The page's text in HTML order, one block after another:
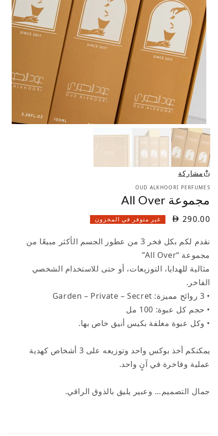
مشاركة
OUD ALKHOORI PERFUMES
مجموعة All Over
290.00 غير متوفر في المخزون
نقدم لكم بكل فخر 3 من عطور الجسم الأكثر مبيعًا من
مجموعة “All Over”
مثالية للهدايا، التوزيعات، أو حتى للاستخدام الشخصي
الفاخر.
• 3 روائح مميزة: Garden – Private – Secret
• حجم كل عبوة: 100 مل
• وكل عبوة مغلفة بكيس أنيق خاص بها.
يمكنكم أخذ بوكس واحد وتوزيعه على 3 أشخاص كهدية
عملية وفاخرة في آنٍ واحد.
جمال التصميم… وعبير يليق بالذوق الراقي.